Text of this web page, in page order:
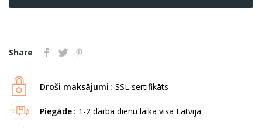
Share
Droši maksājumi SSL sertifikāts
Piegāde 1-2 darba dienu laikā visā Latvijā